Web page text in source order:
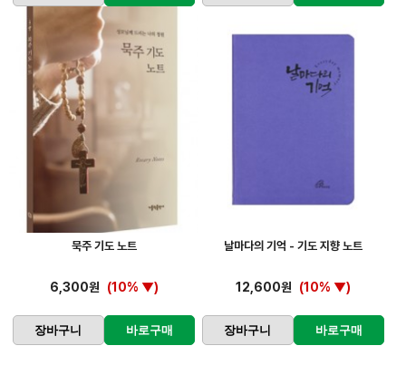
묵주 기도 노트
6,300원 (10% ▼)
장바구니 바로구매
날마다의 기억 - 기도 지향 노트
12,600원 (10% ▼)
장바구니 바로구매